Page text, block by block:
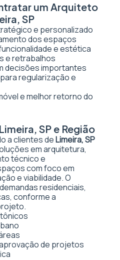
um Arquiteto
SP
e personalizado
dos espaços
e estética
e retrabalhos
decisões importantes
regularização e
e melhor retorno do
SP e Região
a clientes deLimeira, SP
em arquitetura,
técnico e
com foco em
e viabilidade. O
residenciais,
conforme a
de projetos